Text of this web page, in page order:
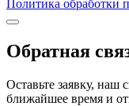
Политика обработки
Обратная
Оставьте заявку, наш
ближайшее время и